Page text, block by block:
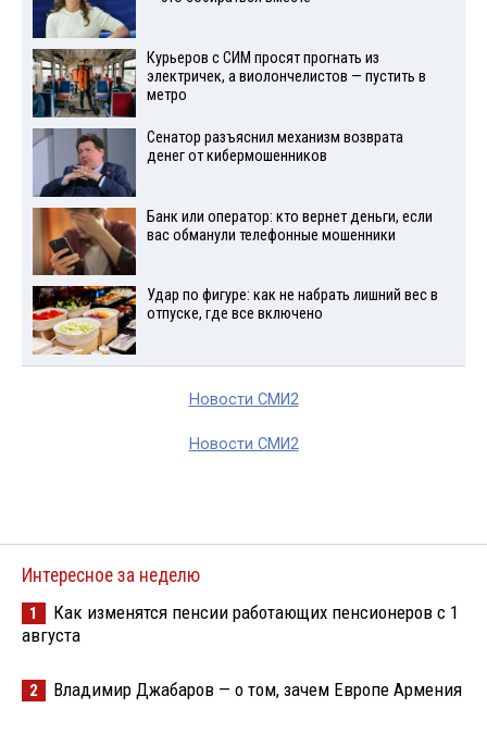
Курьеров с СИМ просят прогнать из
электричек, а виолончелистов — пустить в
метро
Сенатор разъяснил механизм возврата
денег от кибермошенников
Банк или оператор: кто вернет деньги, если
вас обманули телефонные мошенники
Удар по фигуре: как не набрать лишний вес в
отпуске, где все включено
Новости СМИ2
Новости СМИ2
Интересное за неделю
1
Как изменятся пенсии работающих пенсионеров с 1
августа
2 Владимир Джабаров — о том, зачем Европе Армения